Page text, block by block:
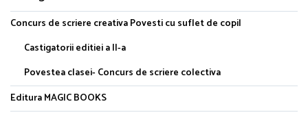
Concurs de scriere creativa Povesti cu suflet de copil
Castigatorii editiei a II-a
Povestea clasei- Concurs de scriere colectiva
Editura MAGIC BOOKS